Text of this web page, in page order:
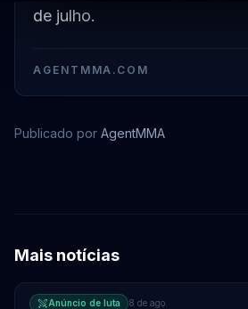
de julho.
AGENTMMA.COM
Publicado por AgentMMA
Mais notícias
Anúncio de luta 8 de ago.